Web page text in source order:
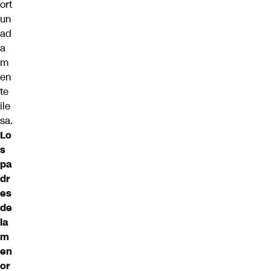
ort
un
ad
a
m
en
te
ile
sa.
Lo
s
pa
dr
es
de
la
m
en
or